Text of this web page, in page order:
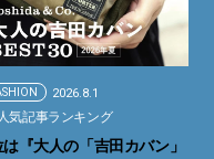
2026.8.1
人気記事ランキング
は『大人の「吉田カバン」